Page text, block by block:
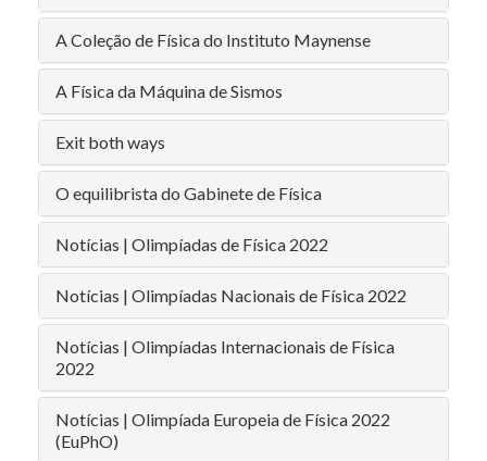
A Coleção de Física do Instituto Maynense
A Física da Máquina de Sismos
Exit both ways
O equilibrista do Gabinete de Física
Notícias | Olimpíadas de Física 2022
Notícias | Olimpíadas Nacionais de Física 2022
Notícias | Olimpíadas Internacionais de Física
2022
Notícias | Olimpíada Europeia de Física 2022
(EuPhO)